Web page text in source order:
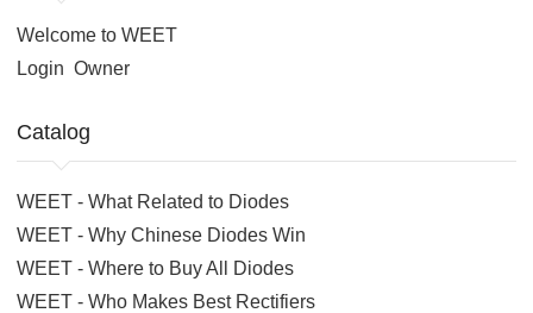
Welcome to WEET
Login Owner
Catalog
WEET - What Related to Diodes
WEET - Why Chinese Diodes Win
WEET - Where to Buy All Diodes
WEET - Who Makes Best Rectifiers